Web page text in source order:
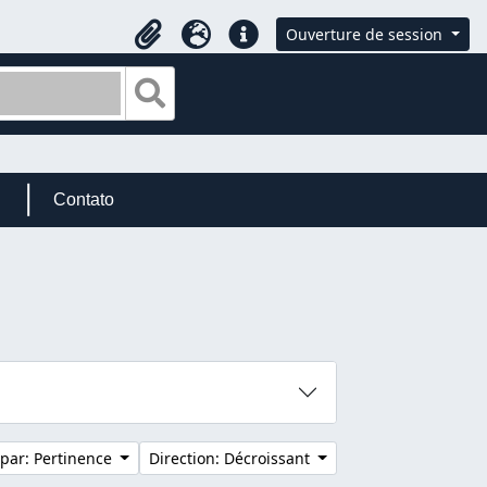
Presse-papier
LangueLiens rapidesOuverture de session
Contato
Pertinence Direction: Décroissant